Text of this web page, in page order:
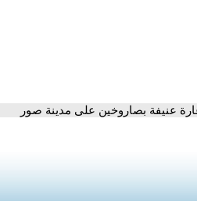
عنيفة بصاروخين على مدينة صور